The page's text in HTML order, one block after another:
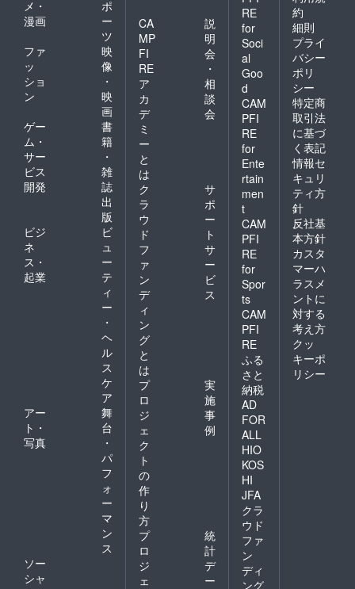
メ・
漫画
ポ
ー
ツ
ファ
ッ
ショ
ン
映
像
・
映
画
ゲー
ム・
サー
ビス
開発
書
籍
・
雑
誌
出
版
ビジ
ネ
ス・
起業
ビ
ュ
ー
テ
ィ
ー
・
ヘ
ル
ス
ケ
ア
アー
ト・
写真
舞
台
・
パ
フ
ォ
ー
マ
ン
ス
ソー
シャ
CA
MP
FI
RE
ア
カ
デ
ミ
ー
と
は
説
明
会
・
相
談
会
ク
ラ
ウ
ド
フ
ァ
ン
デ
ィ
ン
グ
と
は
サ
ポ
ー
ト
サ
ー
ビ
ス
プ
ロ
ジ
ェ
ク
ト
の
作
り
方
実
施
事
例
プ
ロ
ジ
ェ
統
計
デ
ー
RE
for
Soci
al
Goo
d
CAM
PFI
RE
for
Ente
rtain
men
t
CAM
PFI
RE
for
Spor
ts
CAM
PFI
RE
ふる
さと
納税
AD
FOR
ALL
HIO
KOS
HI
JFA
クラ
ウド
ファ
ン
ディ
ング
約
細則
プライ
バシー
ポリ
シー
特定商
取引法
に基づ
く表記
情報セ
キュリ
ティ方
針
反社基
本方針
カスタ
マーハ
ラスメ
ントに
対する
考え方
クッ
キーポ
リシー